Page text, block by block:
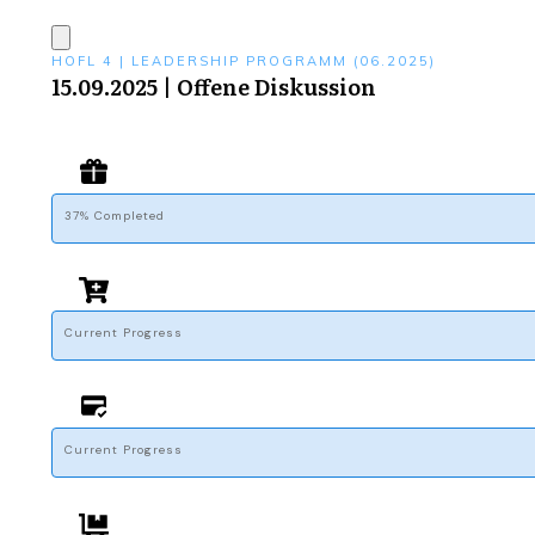
HOFL 4 | LEADERSHIP PROGRAMM (06.2025)
15.09.2025 | Offene Diskussion
37% Completed
Current Progress
Current Progress